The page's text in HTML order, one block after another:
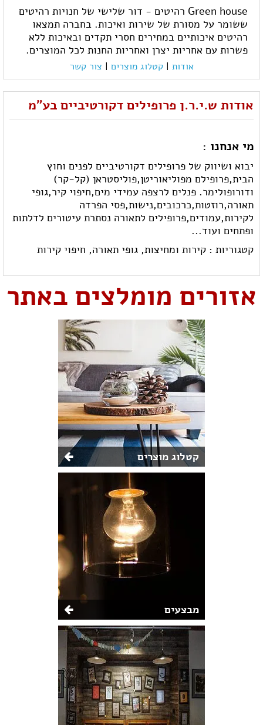
Green house רהיטים - דור שלישי של חנויות רהיטים
ששומר על מסורת של שירות ואיכות. בחברה תמצאו
רהיטים איכותיים במחירים חסרי תקדים ובאיכות ללא
פשרות עם אחריות יצרן ואחריות החנות לכל המוצרים.
אודות | קטלוג מוצרים | צור קשר
אודות ש.י.ר.ן פרופילים דקורטיביים בע"מ
מי אנחנו :
יבוא ושיווק של פרופילים דקורטיביים לפנים וחוץ
הבית,פרופילם מפוליאוריטן,פוליסטראן (קל-קר)
ודורופולימר. פנלים לרצפה עמידי מים,חיפוי קיר,גופי
תאורה,רוזטות,כרכובים,נישות,פסי הפרדה
לקירות,עמודים,פרופילים לתאורה נסתרת עיטורים לדלתות
ופתחים ועוד...
קטגוריות : קירות ומחיצות, גופי תאורה, חיפוי קירות
אזורים מומלצים באתר
קטלוג מוצרים
מבצעים